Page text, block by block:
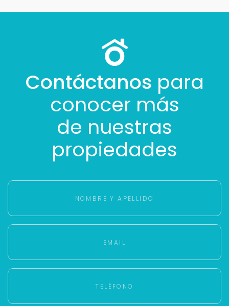
Contáctanos para
conocer más
de nuestras
propiedades